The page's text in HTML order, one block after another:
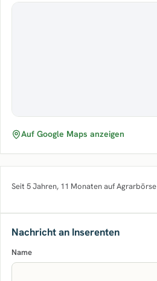
Auf Google Maps anzeigen
Seit 5 Jahren, 11 Monaten auf Agrarbörse
Nachricht an Inserenten
Name